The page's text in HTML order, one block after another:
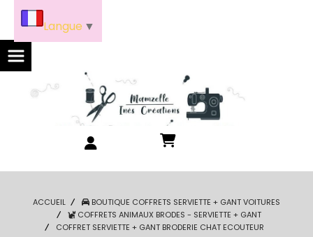
ACCUEIL
BOUTIQUE COFFRETS SERVIETTE + GANT VOITURES
COFFRETS ANIMAUX BRODES - SERVIETTE + GANT
COFFRET SERVIETTE + GANT BRODERIE CHAT ECOUTEUR
Langue ▼